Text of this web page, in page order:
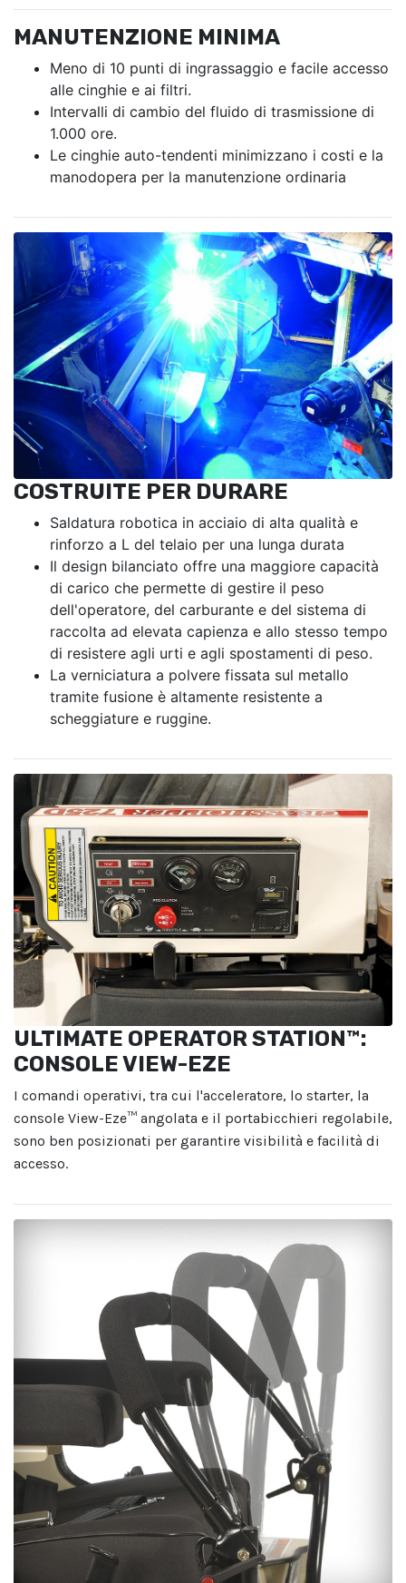
MANUTENZIONE MINIMA
Meno di 10 punti di ingrassaggio e facile accesso
alle cinghie e ai filtri.
Intervalli di cambio del fluido di trasmissione di
1.000 ore.
Le cinghie auto-tendenti minimizzano i costi e la
manodopera per la manutenzione ordinaria
COSTRUITE PER DURARE
Saldatura robotica in acciaio di alta qualità e
rinforzo a L del telaio per una lunga durata
Il design bilanciato offre una maggiore capacità
di carico che permette di gestire il peso
dell'operatore, del carburante e del sistema di
raccolta ad elevata capienza e allo stesso tempo
di resistere agli urti e agli spostamenti di peso.
La verniciatura a polvere fissata sul metallo
tramite fusione è altamente resistente a
scheggiature e ruggine.
ULTIMATE OPERATOR STATION™:
CONSOLE VIEW-EZE
I comandi operativi, tra cui l'acceleratore, lo starter, la
console View-Eze™ angolata e il portabicchieri regolabile,
sono ben posizionati per garantire visibilità e facilità di
accesso.